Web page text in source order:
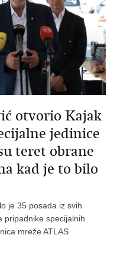
otvorio Kajak
jedinice
teret obrane
kad je to bilo
je 35 posada iz svih
pripadnike specijalnih
mreže ATLAS